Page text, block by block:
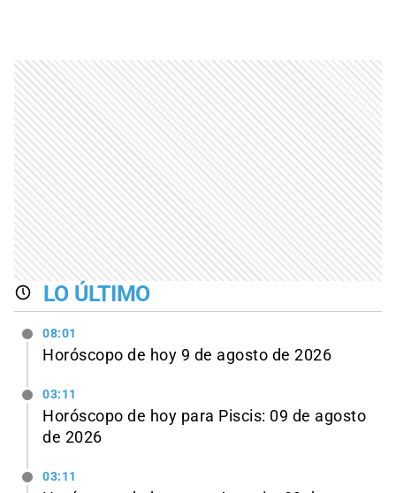
LO ÚLTIMO
08:01
Horóscopo de hoy 9 de agosto de 2026
03:11
Horóscopo de hoy para Piscis: 09 de agosto
de 2026
03:11